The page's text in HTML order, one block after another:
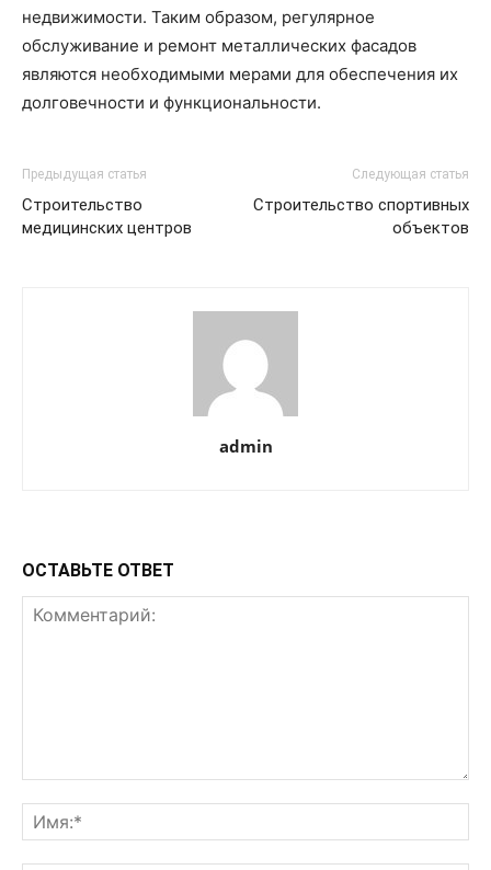
недвижимости. Таким образом, регулярное
обслуживание и ремонт металлических фасадов
являются необходимыми мерами для обеспечения их
долговечности и функциональности.
Предыдущая статья
Строительство
медицинских центров
Следующая статья
Строительство спортивных
объектов
admin
ОСТАВЬТЕ ОТВЕТ